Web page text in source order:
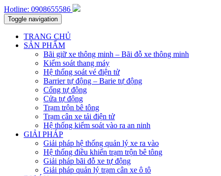
Hotline: 0908655586
Toggle navigation
TRANG CHỦ
SẢN PHẨM
Bãi giữ xe thông minh – Bãi đỗ xe thông minh
Kiểm soát thang máy
Hệ thống soát vé điện tử
Barrier tự động – Barie tự động
Cổng tự động
Cửa tự động
Trạm trộn bê tông
Trạm cân xe tải điện tử
Hệ thống kiểm soát vào ra an ninh
GIẢI PHÁP
Giải pháp hệ thống quản lý xe ra vào
Hệ thống điều khiển trạm trộn bê tông
Giải pháp bãi đỗ xe tự động
Giải pháp quản lý trạm cân xe ô tô